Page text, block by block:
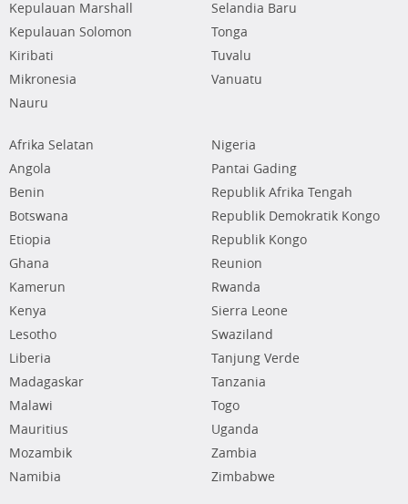
Kepulauan Marshall
Kepulauan Solomon
Kiribati
Mikronesia
Nauru
Selandia Baru
Tonga
Tuvalu
Vanuatu
Afrika Selatan
Angola
Benin
Botswana
Etiopia
Ghana
Kamerun
Kenya
Lesotho
Liberia
Madagaskar
Malawi
Mauritius
Mozambik
Namibia
Nigeria
Pantai Gading
Republik Afrika Tengah
Republik Demokratik Kongo
Republik Kongo
Reunion
Rwanda
Sierra Leone
Swaziland
Tanjung Verde
Tanzania
Togo
Uganda
Zambia
Zimbabwe